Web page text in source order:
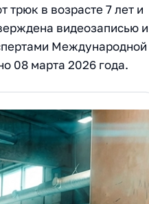
трюк в возрасте 7 лет и
видеозаписью и
Международной
08 марта 2026 года.